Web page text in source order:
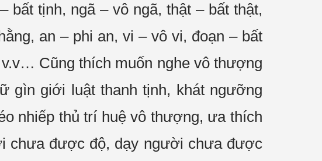
bất tịnh, ngã – vô ngã, thật – bất thật,
an – phi an, vi – vô vi, đoạn – bất
Cũng thích muốn nghe vô thượng
gìn giới luật thanh tịnh, khát ngưỡng
nhiếp thủ trí huệ vô thượng, ưa thích
chưa được độ, dạy người chưa được